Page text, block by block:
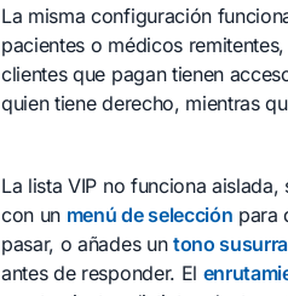
La misma configuración
pacientes o médicos
clientes que pagan tienen
quien tiene derecho, mientras
La lista VIP no funciona
con un menú de selección para
pasar, o añades un tono
antes de responder. El